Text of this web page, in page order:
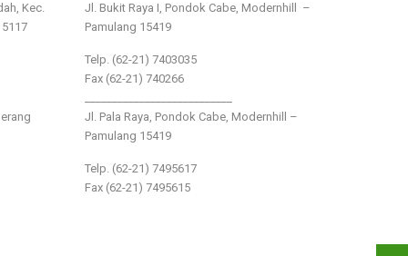
Kec.
Jl. Bukit Raya I, Pondok Cabe, Modernhill –
Pamulang 15419
Telp. (62-21) 7403035
Fax (62-21) 740266
Jl. Pala Raya, Pondok Cabe, Modernhill –
Pamulang 15419
Telp. (62-21) 7495617
Fax (62-21) 7495615